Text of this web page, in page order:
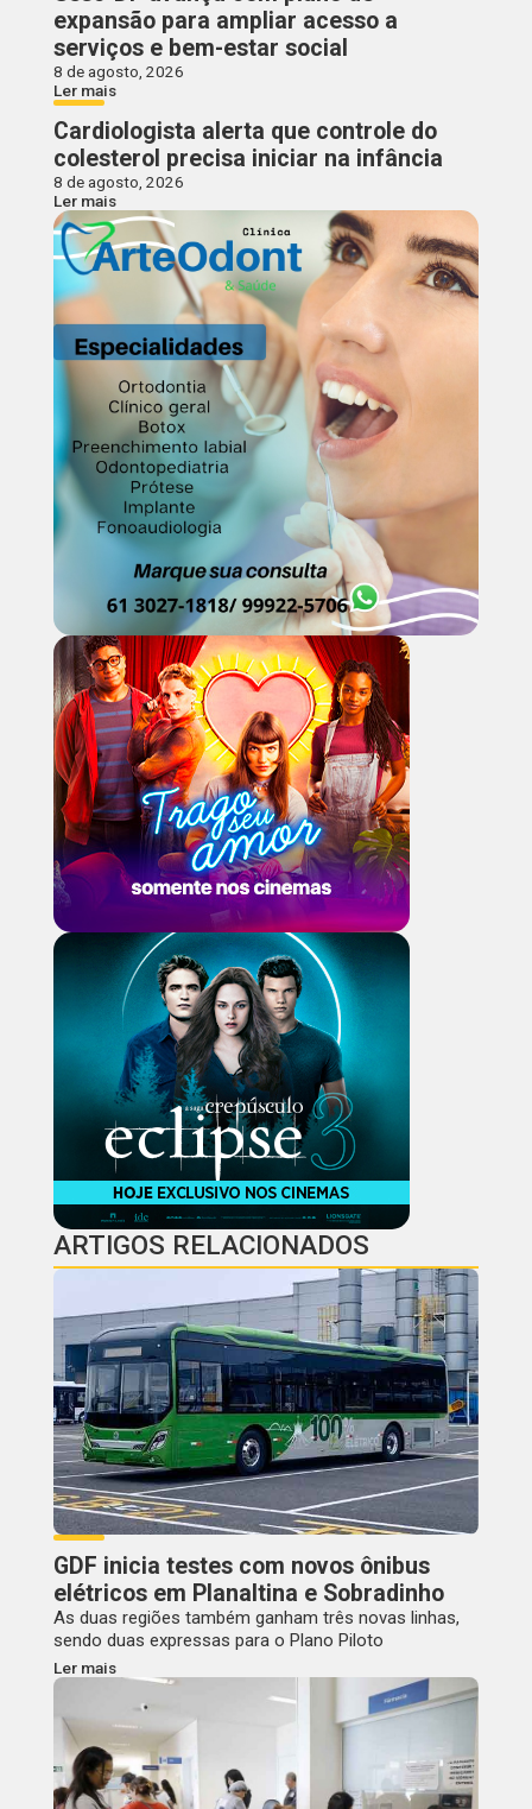
expansão para ampliar acesso a
serviços e bem-estar social
8 de agosto, 2026
Ler mais
Cardiologista alerta que controle do
colesterol precisa iniciar na infância
8 de agosto, 2026
Ler mais
ARTIGOS RELACIONADOS
GDF inicia testes com novos ônibus
elétricos em Planaltina e Sobradinho
As duas regiões também ganham três novas linhas,
sendo duas expressas para o Plano Piloto
Ler mais